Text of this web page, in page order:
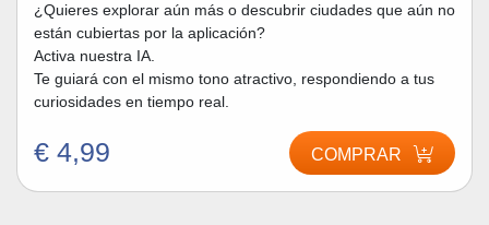
¿Quieres explorar aún más o descubrir ciudades que aún no
están cubiertas por la aplicación?
Activa nuestra IA.
Te guiará con el mismo tono atractivo, respondiendo a tus
curiosidades en tiempo real.
€ 4,99 COMPRAR